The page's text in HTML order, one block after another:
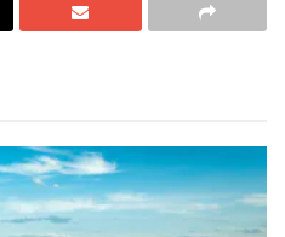
miegamuosius rajonus
kelis automobilius.
įrengta labiau
automobilių